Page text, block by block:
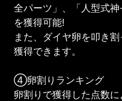
全パーツ」、「人型式
を獲得可能!
また、ダイヤ卵を叩き
獲得できます。
④卵割りランキング
卵割りで獲得した点数